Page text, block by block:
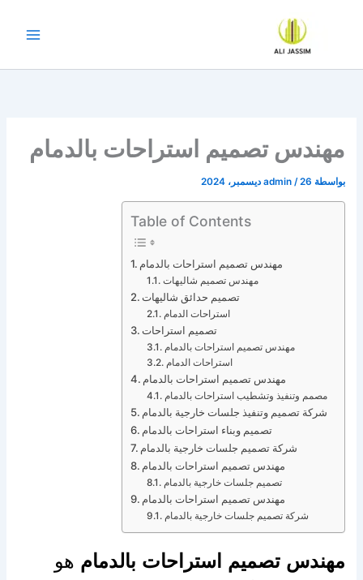
مهندس تصميم استراحات بالدمام
بواسطة admin /26 ديسمبر، 2024
Table of Contents
مهندس تصميم استراحات بالدمام
مهندس تصميم شاليهات
تصميم استراحات
مهندس تصميم استراحات بالدمام
مهندس تصميم استراحات بالدمام
مصمم وتنفيذ وتشطيب استراحات بالدمام
شركة تصميم وتنفيذ جلسات خارجية بالدمام
تصميم وبناء استراحات بالدمام
شركة تصميم جلسات خارجية بالدمام
مهندس تصميم استراحات بالدمام
تصميم جلسات خارجية بالدمام
مهندس تصميم استراحات بالدمام
شركة تصميم جلسات خارجية بالدمام
مهندس تصميم استراحات بالدمام هو